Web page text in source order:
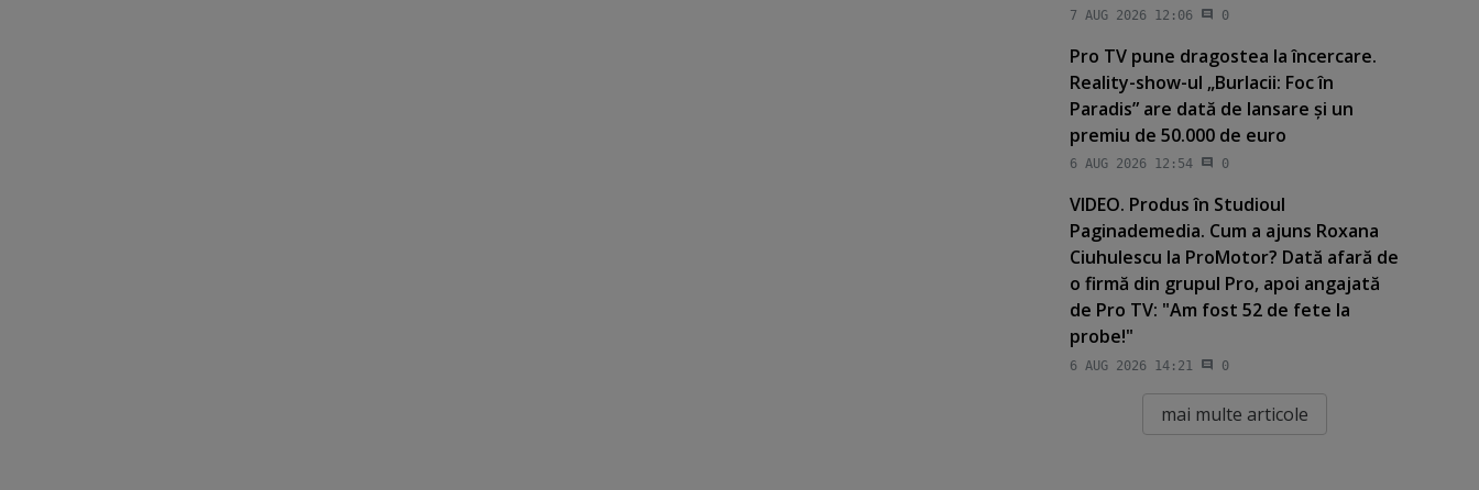
7 AUG 2026 12:06 0
Pro TV pune dragostea la încercare.
Reality-show-ul „Burlacii: Foc în
Paradis” are dată de lansare şi un
premiu de 50.000 de euro
6 AUG 2026 12:54 0
VIDEO. Produs în Studioul
Paginademedia. Cum a ajuns Roxana
Ciuhulescu la ProMotor? Dată afară de
o firmă din grupul Pro, apoi angajată
de Pro TV: "Am fost 52 de fete la
probe!"
6 AUG 2026 14:21 0
mai multe articole